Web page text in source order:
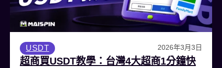
USDT 2026年3月3日
超商買USDT教學：台灣4大超商1分鐘快